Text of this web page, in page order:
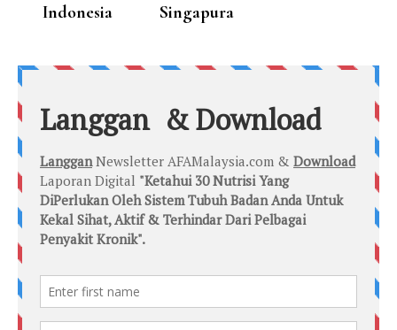
Indonesia
Singapura